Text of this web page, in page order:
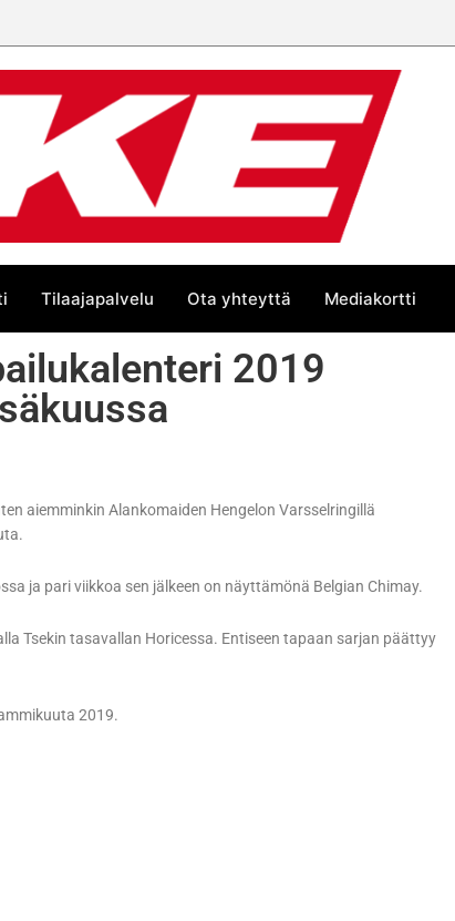
Tilaajapalvelu Ota yhteyttä Mediakortti
2019
aiemminkin Alankomaiden Hengelon Varsselringillä
ja pari viikkoa sen jälkeen on näyttämönä Belgian Chimay.
Tsekin tasavallan Horicessa. Entiseen tapaan sarjan päättyy
2019.